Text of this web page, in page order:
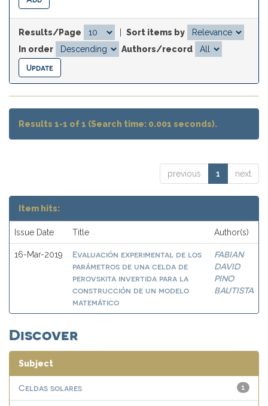
Results/Page
Sort items by
In order
Authors/record
Results 1-1 of 1 (Search time: 0.001 seconds).
previous 1 next
Item hits:
Issue Date Title Author(s)
16-Mar-2019
Evaluación experimental de los
parámetros de una celda de
perovskita invertida para la
construcción de un modelo
matemático
FABIAN
DAVID
PINO
BAUTISTA
Discover
Subject
1
Celdas solares